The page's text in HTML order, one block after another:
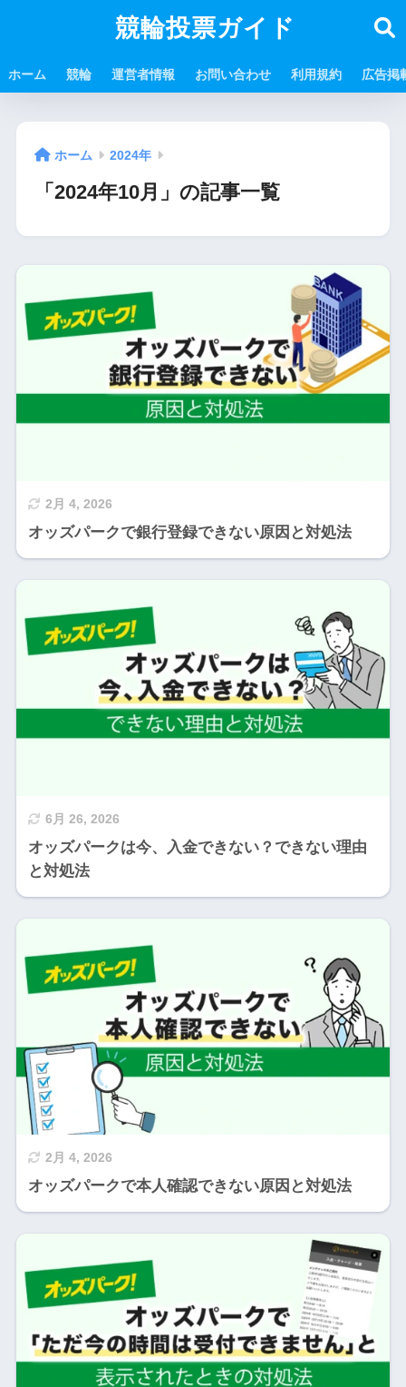
競輪投票ガイド
ホーム 競輪 運営者情報 お問い合わせ 利用規約 広告掲
ホーム 2024年
「2024年10月」の記事一覧
2月 4, 2026
オッズパークで銀行登録できない原因と対処法
6月 26, 2026
オッズパークは今、入金できない？できない理由
と対処法
2月 4, 2026
オッズパークで本人確認できない原因と対処法